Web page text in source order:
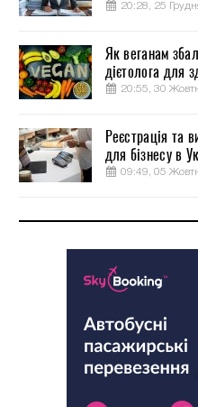
20:28, 25
Як веганам
дієтолога для
20:55, 30
Реєстрація та
для бізнесу в
09:49, 05